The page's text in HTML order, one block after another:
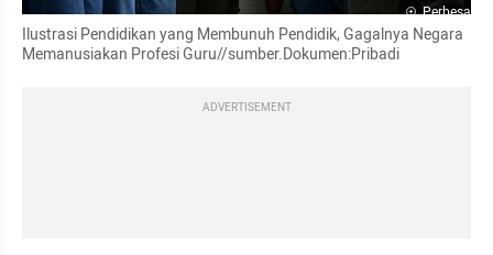
Perbesar
Ilustrasi Pendidikan yang Membunuh Pendidik, Gagalnya Negara
Memanusiakan Profesi Guru//sumber.Dokumen:Pribadi
ADVERTISEMENT